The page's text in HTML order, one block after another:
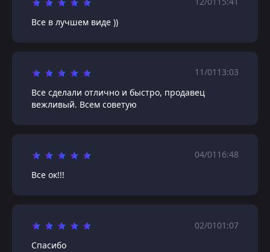
Все в лучшем виде ))
11/01 13:03
Все сделали отлично и быстро, продавец
вежливый. Всем советую
04/01 16:48
Все ок!!!
02/0101:07
Спасибо